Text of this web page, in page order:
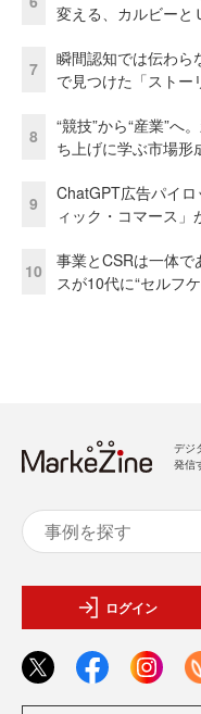
変える、カルビーと
7
瞬間認知では伝わら
で見つけた「ストー
8
“競技”から“産業”へ
ち上げに学ぶ市場形
9
ChatGPT広告パイ
ィック・コマース
10
事業とCSRは一体
スが10代に“セルフ
デジ
発信
ログイン